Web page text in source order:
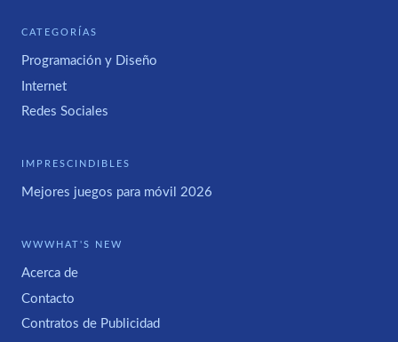
CATEGORÍAS
Programación y Diseño
Internet
Redes Sociales
IMPRESCINDIBLES
Mejores juegos para móvil 2026
WWWHAT'S NEW
Acerca de
Contacto
Contratos de Publicidad